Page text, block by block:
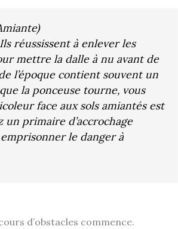
réussissent à enlever les
mettre la dalle à nu avant de
l’époque contient souvent un
la ponceuse tourne, vous
face aux sols amiantés est
primaire d’accrochage
le danger à
d’obstacles commence.